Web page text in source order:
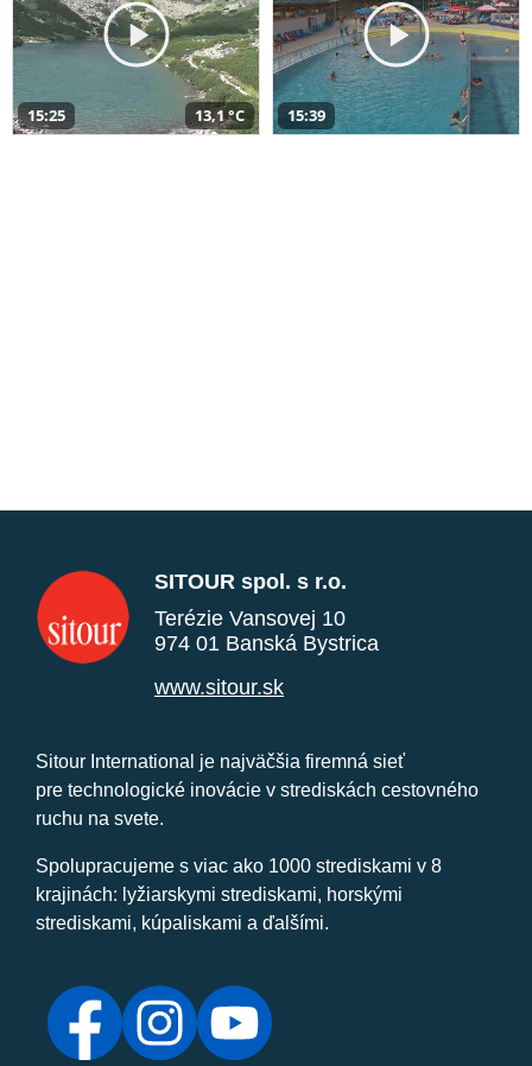
15:25 13,1 °C 15:39
SITOUR spol. s r.o.
Terézie Vansovej 10
974 01 Banská Bystrica
www.sitour.sk
Sitour International je najväčšia firemná sieť
pre technologické inovácie v strediskách cestovného
ruchu na svete.
Spolupracujeme s viac ako 1000 strediskami v 8
krajinách: lyžiarskymi strediskami, horskými
strediskami, kúpaliskami a ďalšími.